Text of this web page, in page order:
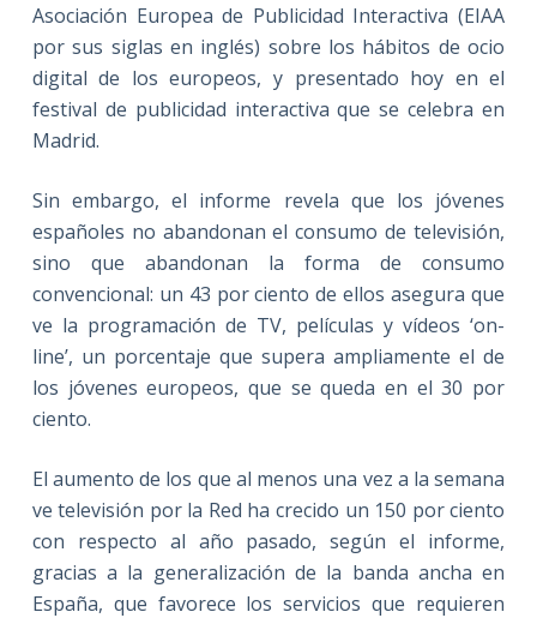
Asociación Europea de Publicidad Interactiva (EIAA
por sus siglas en inglés) sobre los hábitos de ocio
digital de los europeos, y presentado hoy en el
festival de publicidad interactiva que se celebra en
Madrid.
Sin embargo, el informe revela que los jóvenes
españoles no abandonan el consumo de televisión,
sino que abandonan la forma de consumo
convencional: un 43 por ciento de ellos asegura que
ve la programación de TV, películas y vídeos ‘on-
line’, un porcentaje que supera ampliamente el de
los jóvenes europeos, que se queda en el 30 por
ciento.
El aumento de los que al menos una vez a la semana
ve televisión por la Red ha crecido un 150 por ciento
con respecto al año pasado, según el informe,
gracias a la generalización de la banda ancha en
España, que favorece los servicios que requieren